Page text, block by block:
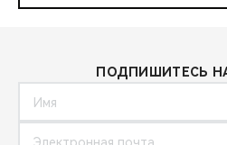
ПОДПИШИТЕСЬ